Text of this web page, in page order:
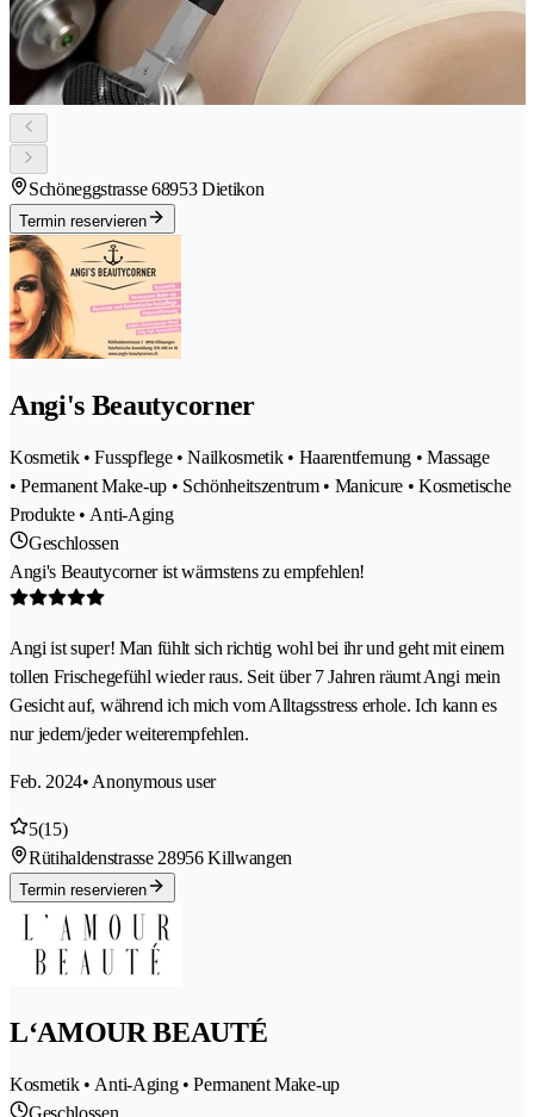
Schöneggstrasse 68953 Dietikon
Termin reservieren
Angi's Beautycorner
Kosmetik • Fusspflege • Nailkosmetik • Haarentfernung • Massage
• Permanent Make-up • Schönheitszentrum • Manicure • Kosmetische
Produkte • Anti-Aging
Geschlossen
Angi's Beautycorner ist wärmstens zu empfehlen!
Angi ist super! Man fühlt sich richtig wohl bei ihr und geht mit einem
tollen Frischegefühl wieder raus. Seit über 7 Jahren räumt Angi mein
Gesicht auf, während ich mich vom Alltagsstress erhole. Ich kann es
nur jedem/jeder weiterempfehlen.
Feb. 2024• Anonymous user
5(15)
Rütihaldenstrasse 28956 Killwangen
Termin reservieren
L‘AMOUR BEAUTÉ
Kosmetik • Anti-Aging • Permanent Make-up
Geschlossen